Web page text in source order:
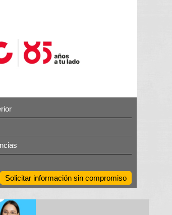
Solicitar información sin compromiso